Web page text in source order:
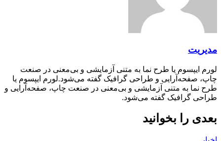
مدیریت
لورم ایپسوم یا طرح‌ نما به متنی آزمایشی و بی‌معنی در صنعت
چاپ، صفحه‌آرایی و طراحی گرافیک گفته می‌شود.لورم ایپسوم یا
طرح‌ نما به متنی آزمایشی و بی‌معنی در صنعت چاپ، صفحه‌آرایی و
طراحی گرافیک گفته می‌شود.
بعدی را بخوانید